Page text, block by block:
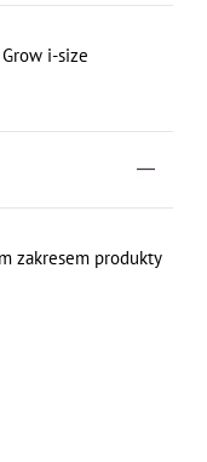
i-size
zakresem produkty